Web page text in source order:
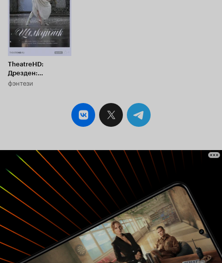
TheatreHD:
Дрезден:
Щелкунчик
фэнтези